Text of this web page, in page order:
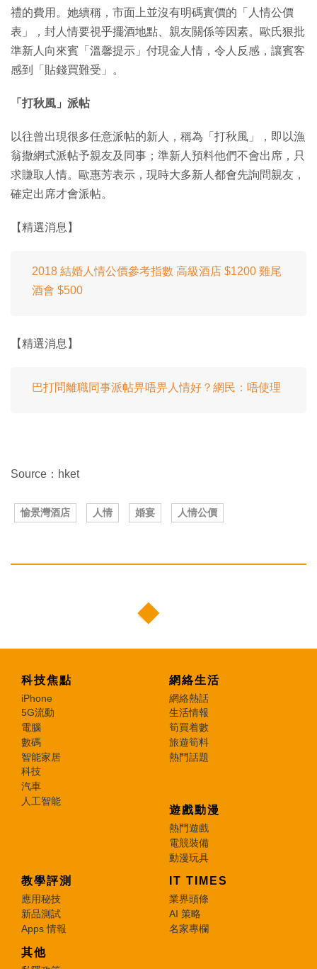
禮的費用。她續稱，市面上並沒有明碼實價的「人情公價
表」，封人情要視乎擺酒地點、親友關係等因素。歐氏狠批
準新人向來賓「溫馨提示」付現金人情，令人反感，讓賓客
感到「貼錢買難受」。
「打秋風」派帖
以往曾出現很多任意派帖的新人，稱為「打秋風」，即以漁
翁撒網式派帖予親友及同事；準新人預料他們不會出席，只
求賺取人情。歐惠芳表示，現時大多新人都會先詢問親友，
確定出席才會派帖。
【精選消息】
2018 結婚人情公價參考指數 高級酒店 $1200 雞尾
酒會 $500
【精選消息】
巴打問離職同事派帖畀唔畀人情好？網民：唔使理
Source：hket
愉景灣酒店 人情 婚宴 人情公價
科技焦點
iPhone
5G流動
電腦
數碼
智能家居
科技
汽車
人工智能
網絡生活
網絡熱話
生活情報
筍買着數
旅遊筍料
熱門話題
遊戲動漫
熱門遊戲
電競裝備
動漫玩具
教學評測
應用秘技
新品測試
Apps 情報
IT TIMES
業界頭條
AI 策略
名家專欄
其他